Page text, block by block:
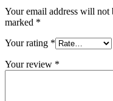
Your email address will not
marked *
Your rating *
Your review *